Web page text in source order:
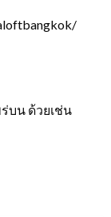
บน ด้วยเช่น